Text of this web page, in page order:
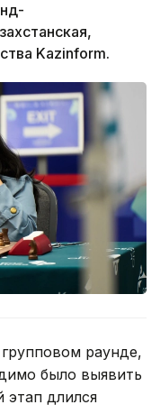
Kazinform.
раунде,
было выявить
этап длился